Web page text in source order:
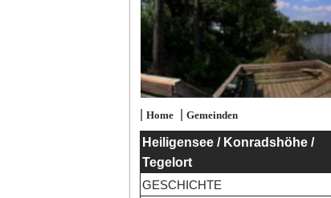
| Home| Gemeinden
Heiligensee / Konradshöhe /
Tegelort
GESCHICHTE